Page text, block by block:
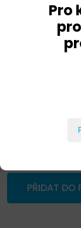
PŘIDAT DO
Pro